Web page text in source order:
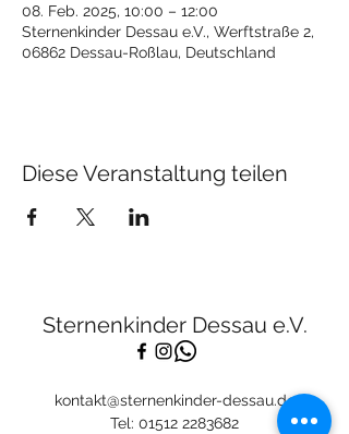
08. Feb. 2025, 10:00 – 12:00
Sternenkinder Dessau e.V., Werftstraße 2,
06862 Dessau-Roßlau, Deutschland
Diese Veranstaltung teilen
Sternenkinder Dessau e.V.
Tel: 01512 2283682
kontakt@sternenkinder-dessau.de